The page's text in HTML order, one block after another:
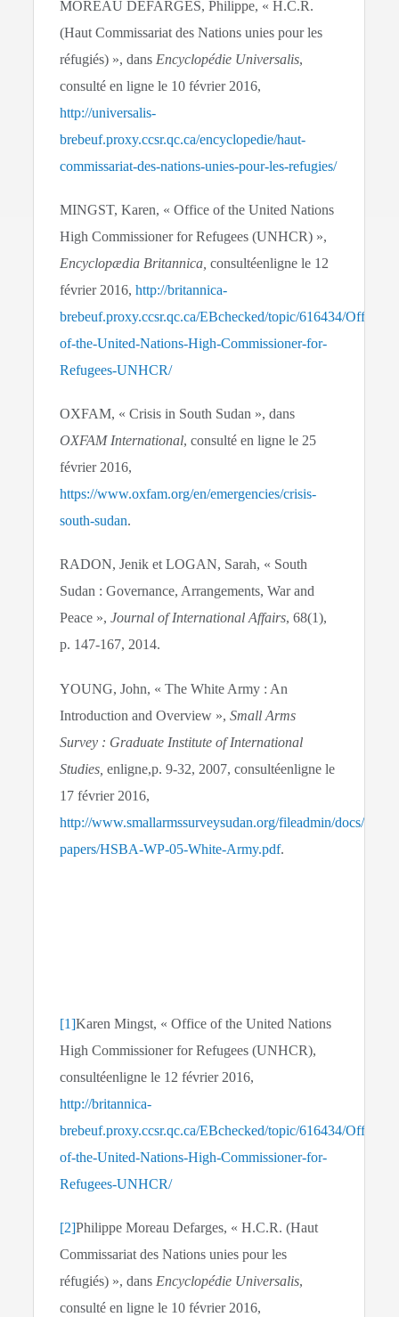
MOREAU DEFARGES, Philippe, « H.C.R.
(Haut Commissariat des Nations unies pour les
réfugiés) », dans Encyclopédie Universalis,
consulté en ligne le 10 février 2016,
http://universalis-
brebeuf.proxy.ccsr.qc.ca/encyclopedie/haut-
commissariat-des-nations-unies-pour-les-refugies/
MINGST, Karen, « Office of the United Nations
High Commissioner for Refugees (UNHCR) »,
Encyclopædia Britannica,consultéenligne le 12
février 2016,http://britannica-
brebeuf.proxy.ccsr.qc.ca/EBchecked/topic/616434/Office-
of-the-United-Nations-High-Commissioner-for-
Refugees-UNHCR/
OXFAM, « Crisis in South Sudan », dans
OXFAM International, consulté en ligne le 25
février 2016,
https://www.oxfam.org/en/emergencies/crisis-
south-sudan.
RADON, Jenik et LOGAN, Sarah, « South
Sudan : Governance, Arrangements, War and
Peace »,Journal of International Affairs, 68(1),
p. 147-167, 2014.
YOUNG, John, « The White Army : An
Introduction and Overview »,Small Arms
Survey : Graduate Institute of International
Studies,enligne,p. 9-32, 2007, consultéenligne le
17 février 2016,
http://www.smallarmssurveysudan.org/fileadmin/docs/
papers/HSBA-WP-05-White-Army.pdf.
[1]Karen Mingst, « Office of the United Nations
High Commissioner for Refugees (UNHCR),
consultéenligne le 12 février 2016,
http://britannica-
brebeuf.proxy.ccsr.qc.ca/EBchecked/topic/616434/Office-
of-the-United-Nations-High-Commissioner-for-
Refugees-UNHCR/
[2]Philippe Moreau Defarges, « H.C.R. (Haut
Commissariat des Nations unies pour les
réfugiés) », dansEncyclopédie Universalis,
consulté en ligne le 10 février 2016,